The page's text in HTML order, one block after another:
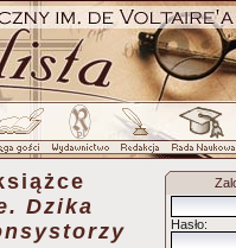
Dzika
Hasło: